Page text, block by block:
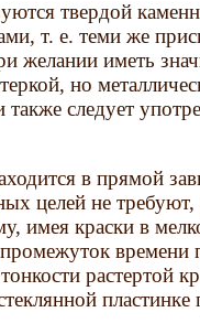
твердой
т. е. теми же
желании иметь
но
следует
в прямой
целей не требуют,
имея краски в
времени
растертой
пластинке